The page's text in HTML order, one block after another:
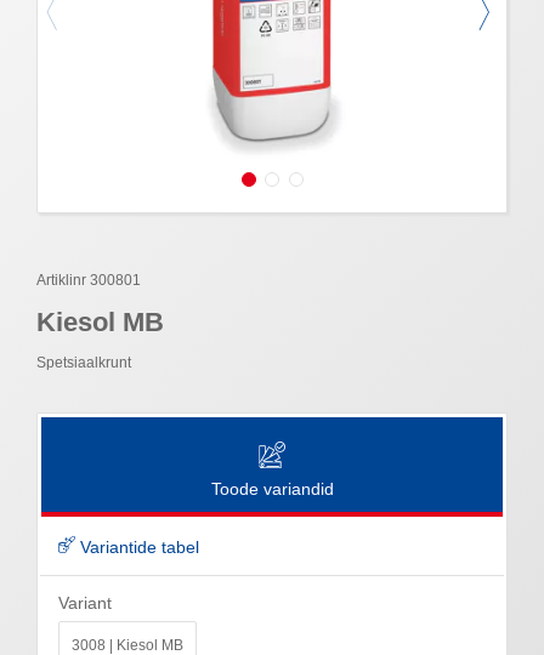
Artiklinr 300801
Kiesol MB
Spetsiaalkrunt
Toode variandid
Variantide tabel
Variant
3008 | Kiesol MB